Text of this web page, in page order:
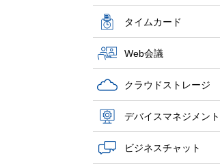
タイムカード
Web会議
クラウドストレージ
デバイスマネジメント
ビジネスチャット